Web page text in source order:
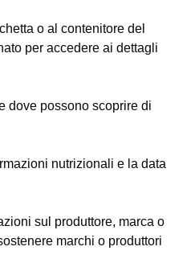
o al contenitore del
per accedere ai dettagli
dove possono scoprire di
nutrizionali e la data
sul produttore, marca o
marchi o produttori